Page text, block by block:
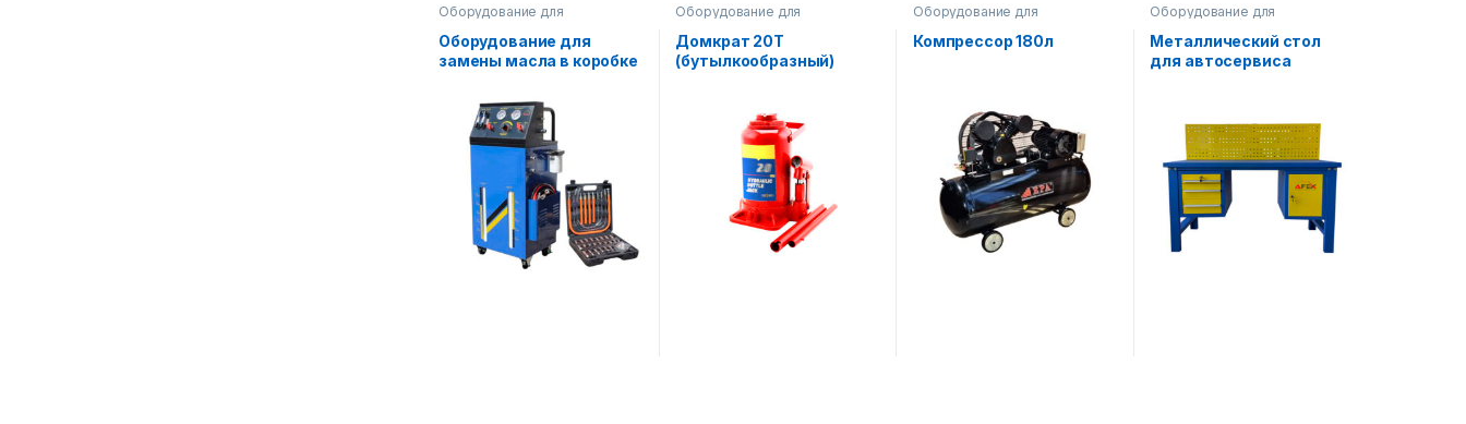
Оборудование для
автосервиса
Оборудование для
замены масла в коробке
Оборудование для
автосервиса
Оборудование
на складе
Домкрат 20Т
(бутылкообразный)
Оборудование для
автосервиса
Оборудование
на складе
Компрессор 180л
Оборудование для
автосервиса
Оборудование
на складе
Металлический стол
для автосервиса